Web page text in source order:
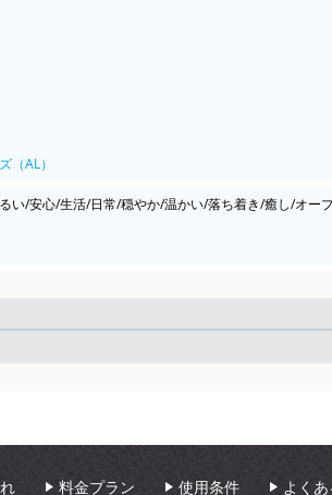
（AL）
い/安心/生活/日常/穏やか/温かい/落ち着き/癒し/オー
料金プラン 使用条件 よく